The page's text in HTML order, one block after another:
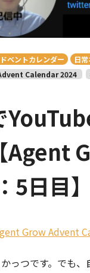
ベントカレンダー
日
Calendar 2024
Agent
5日目】
Grow Advent
っつです。でも、